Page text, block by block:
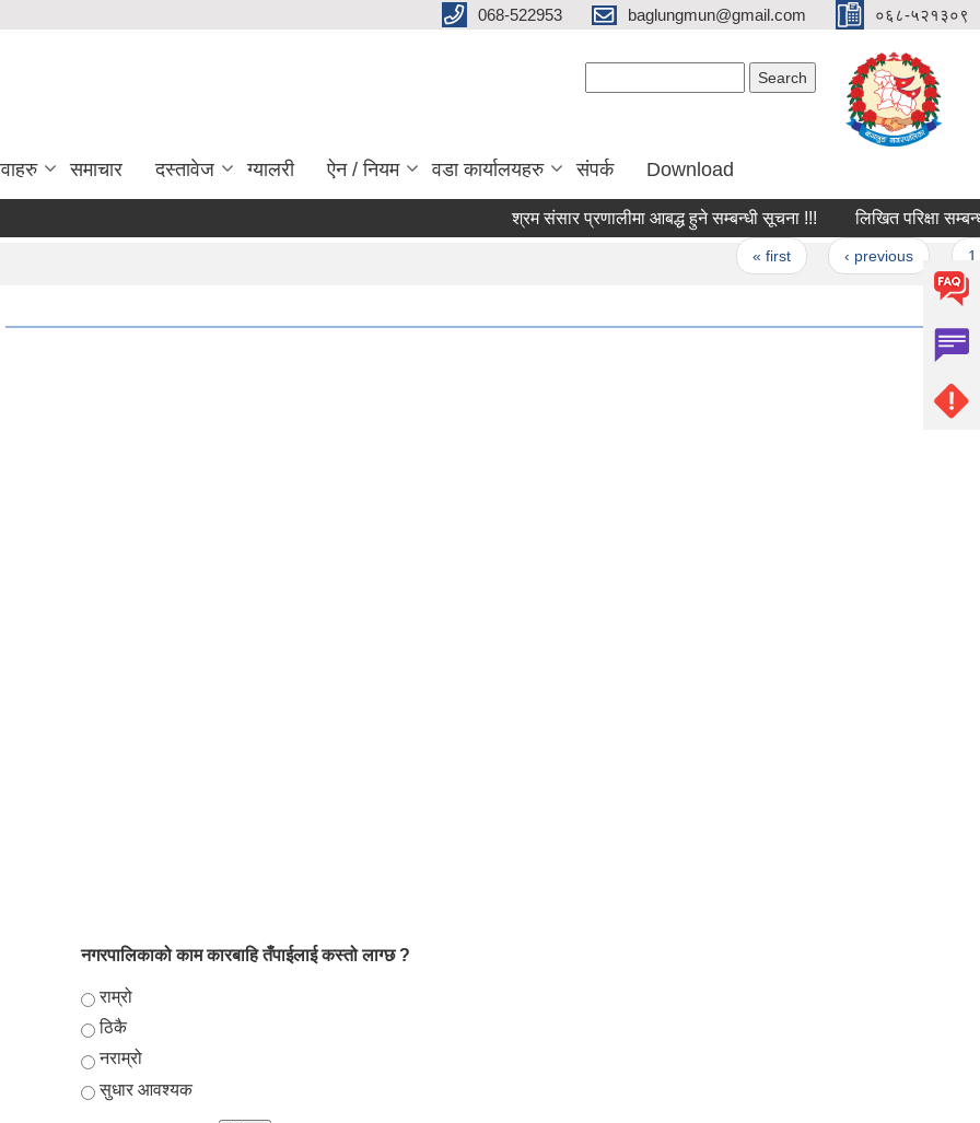
068-522953 baglungmun@gmail.com ०६८-५२१३०९
समाचार दस्तावेज ग्यालरी ऐन / नियम वडा कार्यालयहरु संपर्क Download
श्रम संसार प्रणालीमा आबद्ध हुने सम्बन्धी सूचना !!! लिखित परिक्षा सम्बन्धी
« first ‹ previous
नगरपालिकाको काम कारबाहि तँपाईलाई कस्तो लाग्छ ?
Choices
राम्रो
ठिकै
नराम्रो
सुधार आवश्यक